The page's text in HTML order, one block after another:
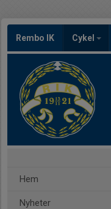
Rembo IK Cykel
Hem
Nyheter